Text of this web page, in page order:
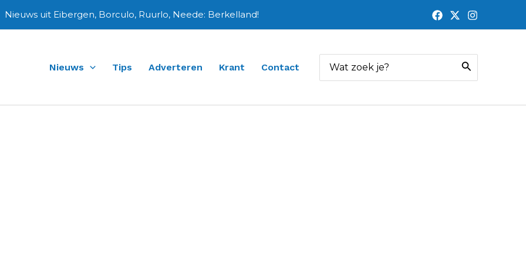
Nieuws uit Eibergen, Borculo, Ruurlo, Neede: Berkelland!
Nieuws Tips Adverteren Krant Contact
naar: